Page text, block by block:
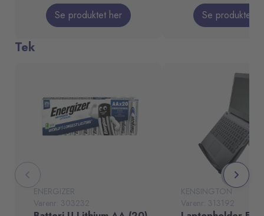
Se produktet her Se produktet
Tek
ENERGIZER
Varenr: 303232
KENSINGTON
Varenr: 313192